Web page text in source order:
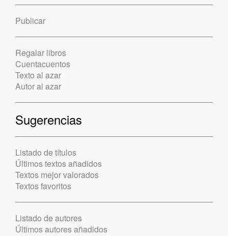
Publicar
Regalar libros
Cuentacuentos
Texto al azar
Autor al azar
Sugerencias
Listado de títulos
Últimos textos añadidos
Textos mejor valorados
Textos favoritos
Listado de autores
Últimos autores añadidos